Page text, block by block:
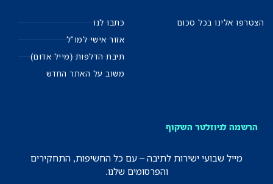
הצטרפו אלינו בכל סכום
כתבו לנו
אזור אישי למו"ל
תיבת הדלפות (מייל אדום)
משוב על האתר החדש
הרשמה לניוזלטר השקוף
מייל שבועי ישירות לתיבה – עם כל החשיפות, התחקירים
והפרסומים שלנו.